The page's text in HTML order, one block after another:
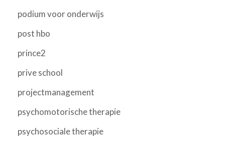
podium voor onderwijs
post hbo
prince2
prive school
projectmanagement
psychomotorische therapie
psychosociale therapie